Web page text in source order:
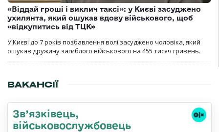
«Віддай гроші і виклич таксі»: у Києві засуджено
ухилянта, який ошукав вдову військового, щоб
«відкупитись від ТЦК»
У Києві до 7 років позбавлення волі засуджено чоловіка, який
ошукав дружину загиблого військового на 455 тисяч гривень.
ВАКАНСІЇ
Зв’язківець,
військовослужбовець